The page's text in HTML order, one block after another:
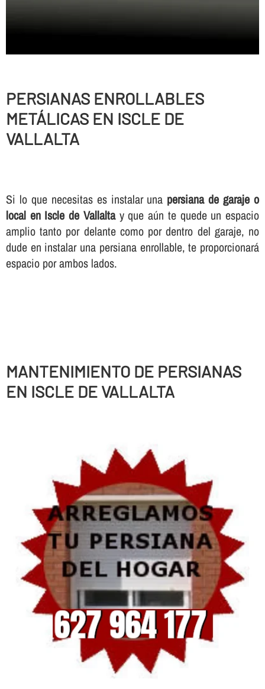
PERSIANAS ENROLLABLES
METÁLICAS EN ISCLE DE
VALLALTA
Si lo que necesitas es instalar una persiana de garaje o
local en Iscle de Vallaltay que aún te quede un espacio
amplio tanto por delante como por dentro del garaje, no
dude en instalar una persiana enrollable, te proporcionará
espacio por ambos lados.
MANTENIMIENTO DE PERSIANAS
EN ISCLE DE VALLALTA